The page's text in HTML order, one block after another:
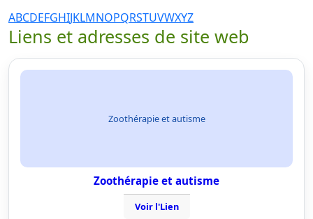
ABCDEFGHIJKLMNOPQRSTUVWXYZ
Liens et adresses de site web
Zoothérapie et autisme
Zoothérapie et autisme
Voir l'Lien